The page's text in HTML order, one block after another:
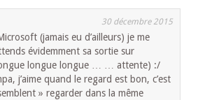
30 décembre 2015
(jamais eu d’ailleurs) je me
évidemment sa sortie sur
longue longue … … attente) :/
j’aime quand le regard est bon, c’est
» regarder dans la même